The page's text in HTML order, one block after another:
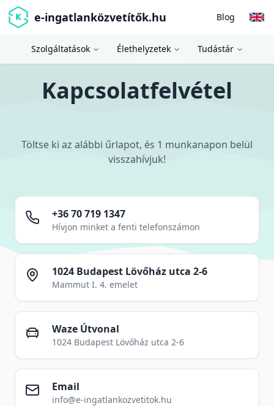
e-ingatlanközvetítők.hu Blog
Szolgáltatások Élethelyzetek Tudástár
Kapcsolatfelvétel
Töltse ki az alábbi űrlapot, és 1 munkanapon belül
visszahívjuk!
+36 70 719 1347
Hívjon minket a fenti telefonszámon
1024 Budapest Lövőház utca 2-6
Mammut I. 4. emelet
Waze Útvonal
1024 Budapest Lövőház utca 2-6
Email
info@e-ingatlankozvetitok.hu